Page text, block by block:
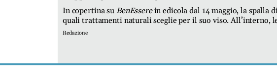
In copertina su BenEsserein edicola dal 14 maggio, la spalla
quali trattamenti naturali sceglie per il suo viso. All’interno,
salute
Redazione